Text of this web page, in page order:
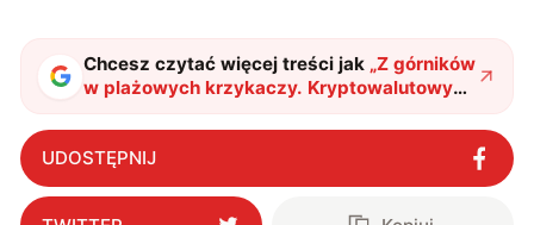
Chcesz czytać więcej treści jak „Z górników
w plażowych krzykaczy. Kryptowalutowy
krach zbiera swoje żniwa"?
UDOSTĘPNIJ